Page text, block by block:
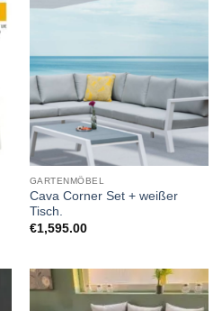
GARTENMÖBEL
Cava Corner Set + weißer
Tisch.
€1,595.00